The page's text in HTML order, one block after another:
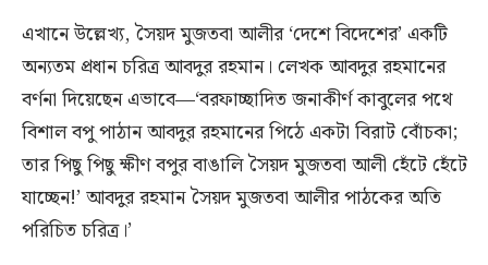
এখানে উল্লেখ্য, সৈয়দ মুজতবা আলীর ‘দেশে বিদেশের’ একটি
অন্যতম প্রধান চরিত্র আবদুর রহমান। লেখক আবদুর রহমানের
বর্ণনা দিয়েছেন এভাবে—‘বরফাচ্ছাদিত জনাকীর্ণ কাবুলের পথে
বিশাল বপু পাঠান আবদুর রহমানের পিঠে একটা বিরাট বোঁচকা;
তার পিছু পিছু ক্ষীণ বপুর বাঙালি সৈয়দ মুজতবা আলী হেঁটে হেঁটে
যাচ্ছেন!’ আবদুর রহমান সৈয়দ মুজতবা আলীর পাঠকের অতি
পরিচিত চরিত্র।’